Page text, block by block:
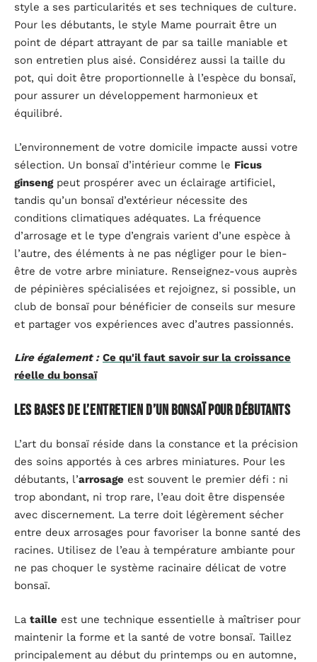
style a ses particularités et ses techniques de culture.
Pour les débutants, le style Mame pourrait être un
point de départ attrayant de par sa taille maniable et
son entretien plus aisé. Considérez aussi la taille du
pot, qui doit être proportionnelle à l’espèce du bonsaï,
pour assurer un développement harmonieux et
équilibré.
L’environnement de votre domicile impacte aussi votre
sélection. Un bonsaï d’intérieur comme le Ficus
ginsengpeut prospérer avec un éclairage artificiel,
tandis qu’un bonsaï d’extérieur nécessite des
conditions climatiques adéquates. La fréquence
d’arrosage et le type d’engrais varient d’une espèce à
l’autre, des éléments à ne pas négliger pour le bien-
être de votre arbre miniature. Renseignez-vous auprès
de pépinières spécialisées et rejoignez, si possible, un
club de bonsaï pour bénéficier de conseils sur mesure
et partager vos expériences avec d’autres passionnés.
Lire également : Ce qu'il faut savoir sur la croissance
réelle du bonsaï
Les bases de l’entretien d’un bonsaï pour débutants
L’art du bonsaï réside dans la constance et la précision
des soins apportés à ces arbres miniatures. Pour les
débutants, l’arrosage est souvent le premier défi : ni
trop abondant, ni trop rare, l’eau doit être dispensée
avec discernement. La terre doit légèrement sécher
entre deux arrosages pour favoriser la bonne santé des
racines. Utilisez de l’eau à température ambiante pour
ne pas choquer le système racinaire délicat de votre
bonsaï.
La taille est une technique essentielle à maîtriser pour
maintenir la forme et la santé de votre bonsaï. Taillez
principalement au début du printemps ou en automne,